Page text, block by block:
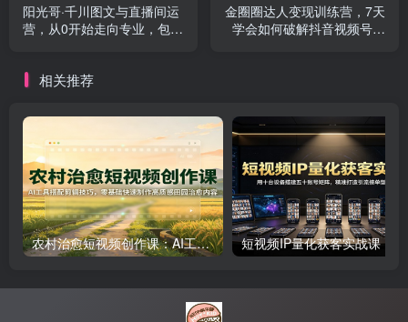
阳光哥·千川图文与直播间运
营，从0开始走向专业，包含
金圈圈达人变现训练营，​7天
学会如何破解抖音视频号快
相关推荐
农村治愈短视频创作课：AI工具搭配剪辑技巧，零基础快速制作高质感田园治愈内容